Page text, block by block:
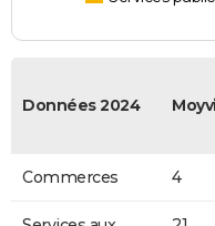
Données 2024
Commerces 4